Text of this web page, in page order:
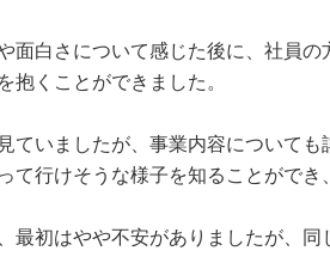
面白さについて感じた後に、社員
抱くことができました。
ていましたが、事業内容について
て行けそうな様子を知ることができ
最初はやや不安がありましたが、